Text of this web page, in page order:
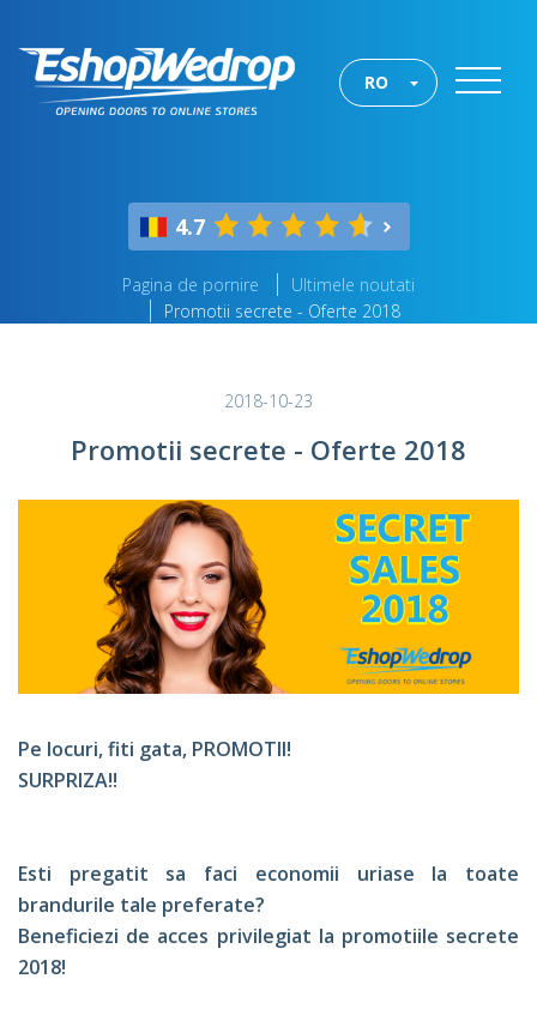
RO
4.7
Pagina de pornire
Ultimele noutati
Promotii secrete - Oferte 2018
2018-10-23
Promotii secrete - Oferte 2018
Pe locuri, fiti gata, PROMOTII!
SURPRIZA!!
Esti pregatit sa faci economii uriase la toate
brandurile tale preferate?
Beneficiezi de acces privilegiat la promotiile secrete
2018!